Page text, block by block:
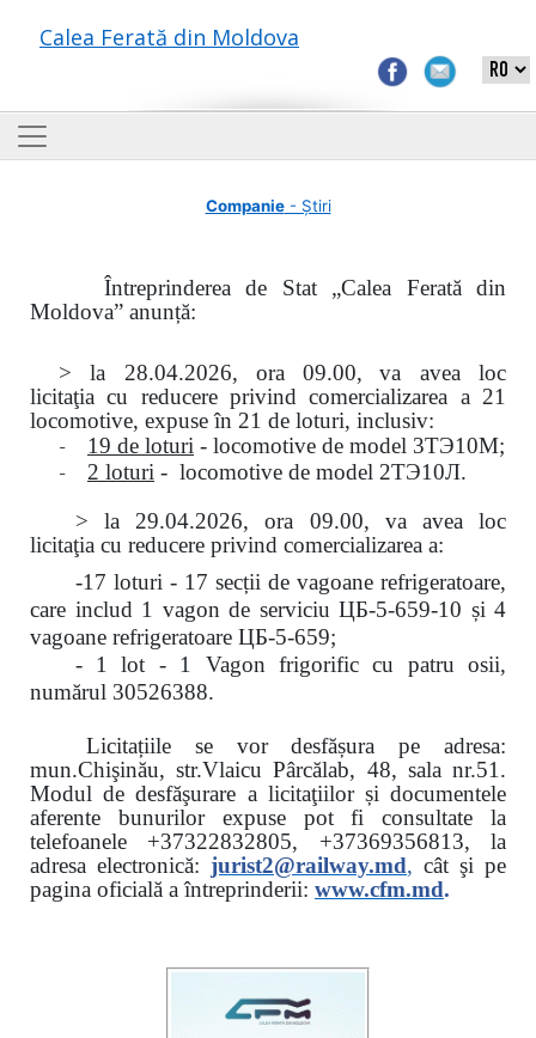
Calea Ferată din Moldova
Companie- Știri
Întreprinderea de Stat „Calea Ferată din
Moldova” anunță:
> la 28.04.2026, ora 09.00,
va avea loc
licitaţiacu reducere privind comercializarea a 21
locomotive, expuse în 21 de loturi, inclusiv:
- 19 de loturi - locomotive de model 3ТЭ10М;
- 2 loturi - locomotive de model 2ТЭ10Л.
> la 29.04.2026, ora 09.00, va avea loc
licitaţia cu reducere privind comercializarea a:
-17 loturi - 17 secții de vagoane refrigeratoare,
care includ 1 vagon de serviciu ЦБ-5-659-10 și 4
vagoane refrigeratoare ЦБ-5-659;
- 1 lot - 1 Vagon frigorific cu patru osii,
numărul 30526388.
Licitațiile se vor desfășura pe adresa:
mun.Chişinău, str.Vlaicu Pârcălab, 48, sala nr.51.
Modul de desfăşurare a licitaţiilor și documentele
aferente bunurilor expuse pot fi consultate la
telefoanele +37322832805, +37369356813, la
adresa electronică: jurist2@railway.md, cât şi pe
pagina oficială a întreprinderii: www.cfm.md.